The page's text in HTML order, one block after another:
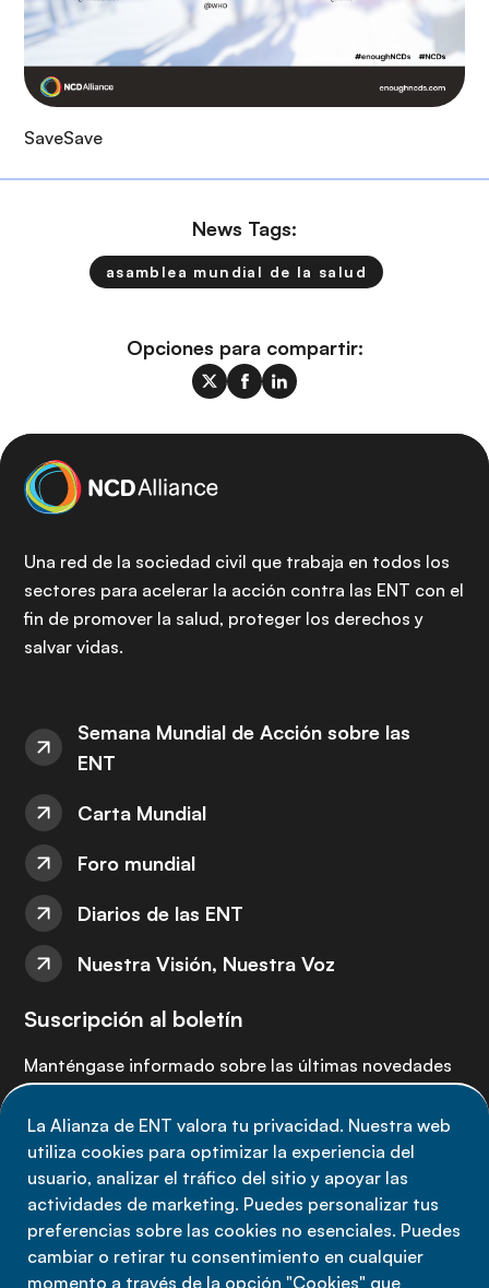
La Alianza de ENT valora tu privacidad. Nuestra web
utiliza cookies para optimizar la experiencia del
usuario, analizar el tráfico del sitio y apoyar las
actividades de marketing. Puedes personalizar tus
preferencias sobre las cookies no esenciales. Puedes
cambiar o retirar tu consentimiento en cualquier
momento a través de la opción "Cookies" que
SaveSave
News Tags:
asamblea mundial de la salud
Opciones para compartir:
Una red de la sociedad civil que trabaja en todos los
sectores para acelerar la acción contra las ENT con el
fin de promover la salud, proteger los derechos y
salvar vidas.
Semana Mundial de Acción sobre las
ENT
Carta Mundial
Foro mundial
Diarios de las ENT
Nuestra Visión, Nuestra Voz
Suscripción al boletín
Manténgase informado sobre las últimas novedades
Suscríbete ahora